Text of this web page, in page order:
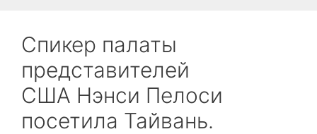
Спикер палаты
представителей
США Нэнси Пелоси
посетила Тайвань.